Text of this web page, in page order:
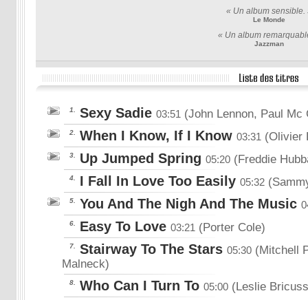
« Un album sensible.
Le Monde
« Un album
Jazzman
1. Sexy Sadie 03:51 (John Lennon, Paul Mc
2. When I Know, If I Know 03:31 (Olivier
3. Up Jumped Spring 05:20 (Freddie
4. I Fall In Love Too Easily 05:32
5. You And The Nigh And The Music
6. Easy To Love 03:21 (Porter Cole)
7. Stairway To The Stars 05:30 (Mitchell
Malneck)
8. Who Can I Turn To 05:00 (Leslie